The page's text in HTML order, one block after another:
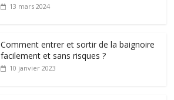
13 mars 2024
Comment entrer et sortir de la baignoire
facilement et sans risques ?
10 janvier 2023